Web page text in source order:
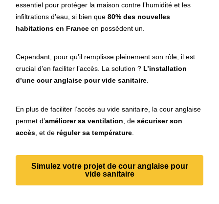
essentiel pour protéger la maison contre l’humidité et les
infiltrations d’eau, si bien que80% des nouvelles
habitations en France en possèdent un.
Cependant, pour qu’il remplisse pleinement son rôle, il est
crucial d’en faciliter l’accès. La solution ? L’installation
d’une cour anglaise pour vide sanitaire
En plus de faciliter l’accès au vide sanitaire, la cour anglaise
permet d’améliorer sa ventilation , desécuriser son
accès , et de réguler sa température
Simulez votre projet de cour anglaise pour
vide sanitaire